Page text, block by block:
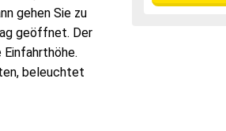
gehen Sie zu
geöffnet. Der
beleuchtet